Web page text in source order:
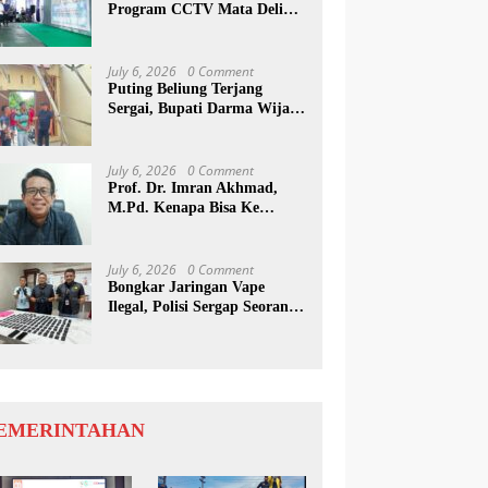
Program CCTV Mata Deli
July 6, 2026 0 Comment
Puting Beliung Terjang
Sergai, Bupati Darma Wijaya
July 6, 2026 0 Comment
Prof. Dr. Imran Akhmad,
M.Pd. Kenapa Bisa Ke
July 6, 2026 0 Comment
Bongkar Jaringan Vape
Ilegal, Polisi Sergap Seorang